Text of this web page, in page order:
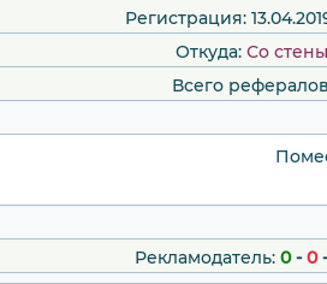
Регистрация:
Откуда: Сo стены
Всего
Рекламодатель: 0-0